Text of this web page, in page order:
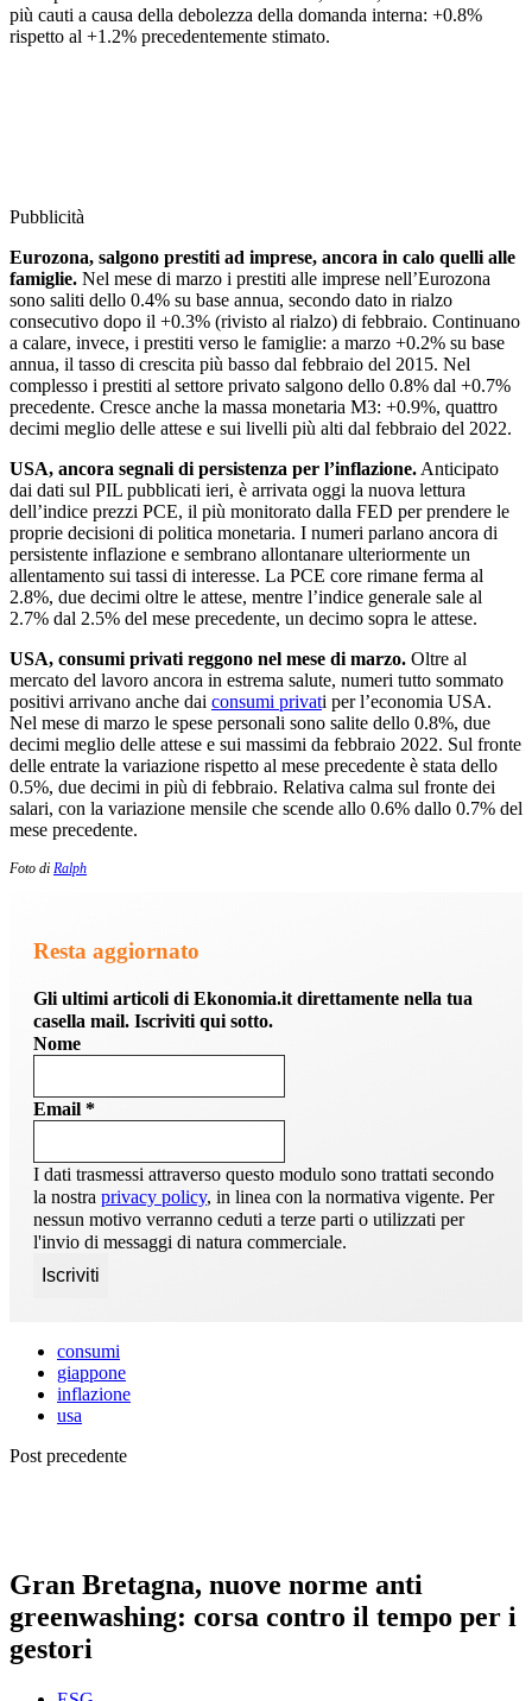
più cauti a causa della debolezza della domanda interna: +0.8%
rispetto al +1.2% precedentemente stimato.
Pubblicità
Eurozona, salgono prestiti ad imprese, ancora in calo quelli alle
famiglie. Nel mese di marzo i prestiti alle imprese nell’Eurozona
sono saliti dello 0.4% su base annua, secondo dato in rialzo
consecutivo dopo il +0.3% (rivisto al rialzo) di febbraio. Continuano
a calare, invece, i prestiti verso le famiglie: a marzo +0.2% su base
annua, il tasso di crescita più basso dal febbraio del 2015. Nel
complesso i prestiti al settore privato salgono dello 0.8% dal +0.7%
precedente. Cresce anche la massa monetaria M3: +0.9%, quattro
decimi meglio delle attese e sui livelli più alti dal febbraio del 2022.
USA, ancora segnali di persistenza per l’inflazione. Anticipato
dai dati sul PIL pubblicati ieri, è arrivata oggi la nuova lettura
dell’indice prezzi PCE, il più monitorato dalla FED per prendere le
proprie decisioni di politica monetaria. I numeri parlano ancora di
persistente inflazione e sembrano allontanare ulteriormente un
allentamento sui tassi di interesse. La PCE core rimane ferma al
2.8%, due decimi oltre le attese, mentre l’indice generale sale al
2.7% dal 2.5% del mese precedente, un decimo sopra le attese.
USA, consumi privati reggono nel mese di marzo. Oltre al
mercato del lavoro ancora in estrema salute, numeri tutto sommato
positivi arrivano anche dai consumi privati per l’economia USA.
Nel mese di marzo le spese personali sono salite dello 0.8%, due
decimi meglio delle attese e sui massimi da febbraio 2022. Sul fronte
delle entrate la variazione rispetto al mese precedente è stata dello
0.5%, due decimi in più di febbraio. Relativa calma sul fronte dei
salari, con la variazione mensile che scende allo 0.6% dallo 0.7% del
mese precedente.
Foto di Ralph
Resta aggiornato
Gli ultimi articoli di Ekonomia.it direttamente nella tua
casella mail. Iscriviti qui sotto.
Nome
Email *
I dati trasmessi attraverso questo modulo sono trattati secondo
la nostra privacy policy, in linea con la normativa vigente. Per
nessun motivo verranno ceduti a terze parti o utilizzati per
l'invio di messaggi di natura commerciale.
consumi
giappone
inflazione
usa
Post precedente
Gran Bretagna, nuove norme anti
greenwashing: corsa contro il tempo per i
gestori